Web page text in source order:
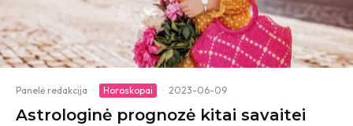
Panelė redakcija · Horoskopai · 2023-06-09
Astrologinė prognozė kitai savaitei